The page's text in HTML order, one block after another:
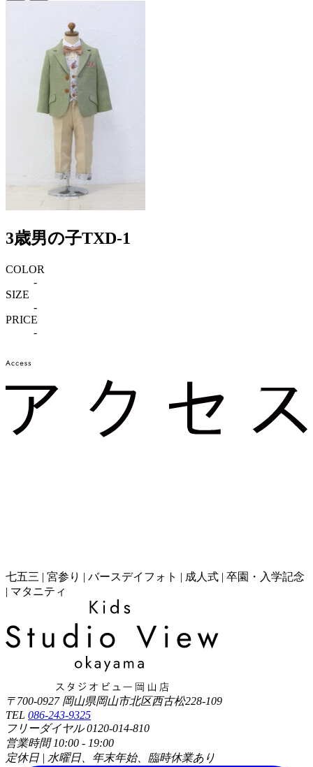
3歳男の子TXD-1
COLOR
-
SIZE
-
PRICE
-
七五三 | 宮参り | バースデイフォト | 成人式 | 卒園・入学記念
| マタニティ
〒700-0927 岡山県岡山市北区西古松228-109
TEL 086-243-9325
フリーダイヤル 0120-014-810
営業時間 10:00 - 19:00
定休日 | 水曜日、年末年始、臨時休業あり